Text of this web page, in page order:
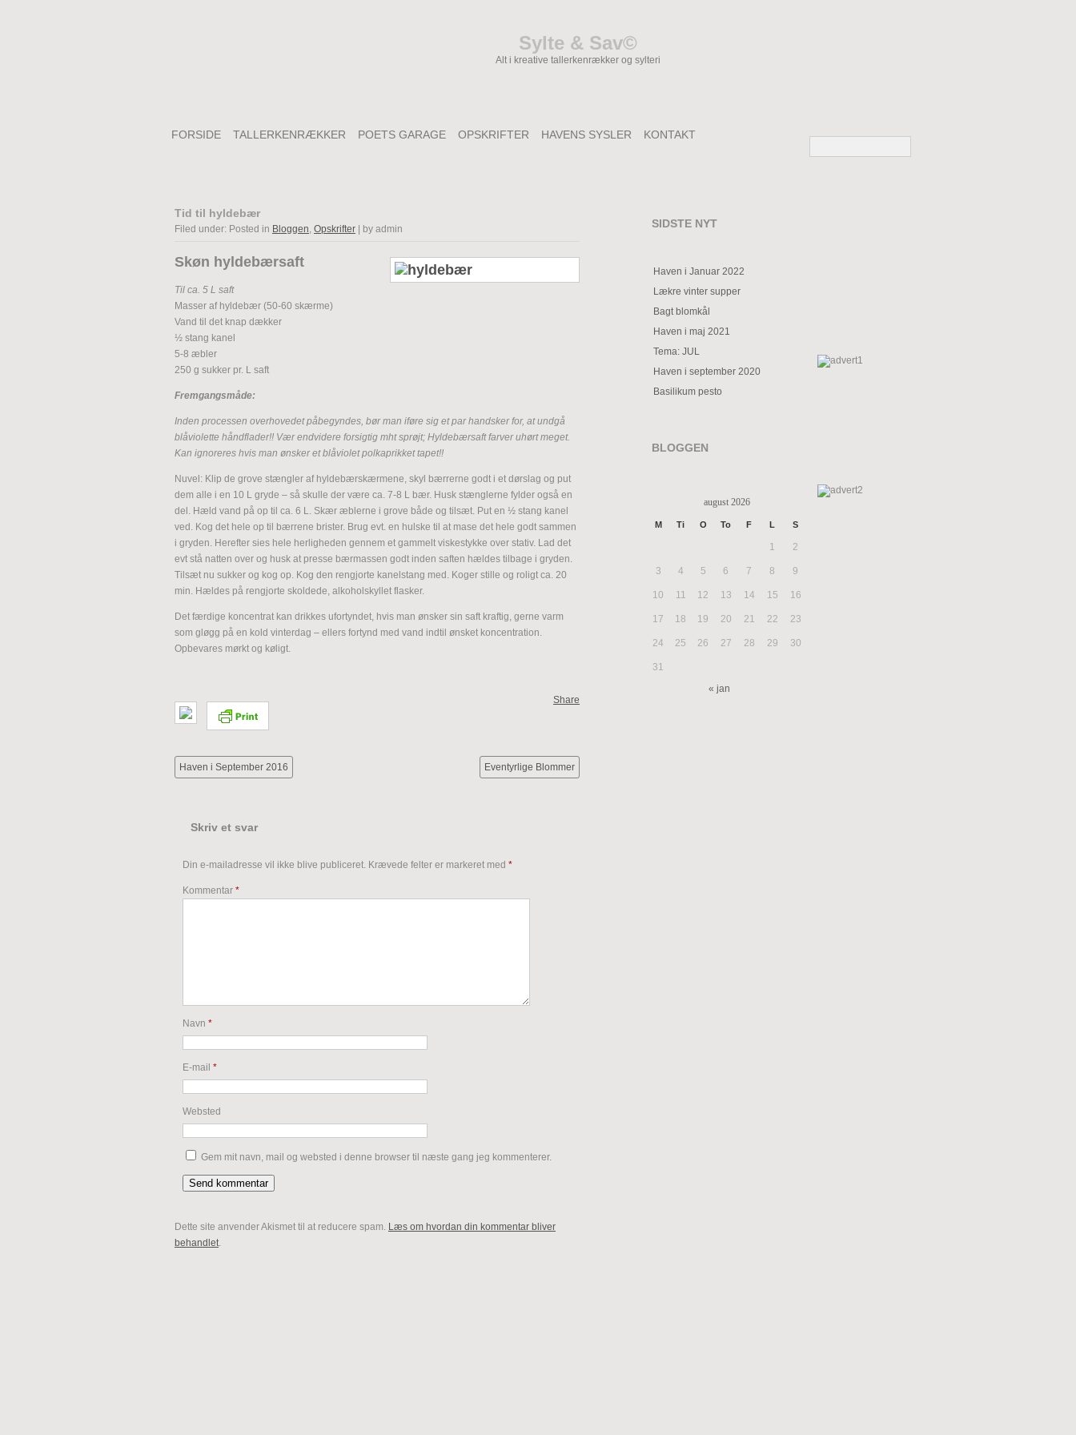
Sylte & Sav©
Alt i kreative tallerkenrækker og sylteri
FORSIDE TALLERKENRÆKKER POETS GARAGE OPSKRIFTER HAVENS SYSLER KONTAKT
Tid til hyldebær
Filed under: Posted in Bloggen, Opskrifter | by admin
Skøn hyldebærsaft
Til ca. 5 L saft
Masser af hyldebær (50-60 skærme)
Vand til det knap dækker
½ stang kanel
5-8 æbler
250 g sukker pr. L saft
Fremgangsmåde:
Inden processen overhovedet påbegyndes, bør man iføre sig et par handsker for, at undgå
blåviolette håndflader!! Vær endvidere forsigtig mht sprøjt; Hyldebærsaft farver uhørt meget.
Kan ignoreres hvis man ønsker et blåviolet polkaprikket tapet!!
Nuvel: Klip de grove stængler af hyldebærskærmene, skyl bærrerne godt i et dørslag og put
dem alle i en 10 L gryde – så skulle der være ca. 7-8 L bær. Husk stænglerne fylder også en
del. Hæld vand på op til ca. 6 L. Skær æblerne i grove både og tilsæt. Put en ½ stang kanel
ved. Kog det hele op til bærrene brister. Brug evt. en hulske til at mase det hele godt sammen
i gryden. Herefter sies hele herligheden gennem et gammelt viskestykke over stativ. Lad det
evt stå natten over og husk at presse bærmassen godt inden saften hældes tilbage i gryden.
Tilsæt nu sukker og kog op. Kog den rengjorte kanelstang med. Koger stille og roligt ca. 20
min. Hældes på rengjorte skoldede, alkoholskyllet flasker.
Det færdige koncentrat kan drikkes ufortyndet, hvis man ønsker sin saft kraftig, gerne varm
som gløgg på en kold vinterdag – ellers fortynd med vand indtil ønsket koncentration.
Opbevares mørkt og køligt.
Share
Eventyrlige Blommer
Haven i September 2016
Skriv et svar
Din e-mailadresse vil ikke blive publiceret. Krævede felter er markeret med *
Kommentar *
Navn *
E-mail *
Websted
Gem mit navn, mail og websted i denne browser til næste gang jeg kommenterer.
Dette site anvender Akismet til at reducere spam. Læs om hvordan din kommentar bliver
behandlet.
SIDSTE NYT
Haven i Januar 2022
Lækre vinter supper
Bagt blomkål
Haven i maj 2021
Tema: JUL
Haven i september 2020
Basilikum pesto
BLOGGEN
august 2026
M Ti O To F L S
1 2
3 4 5 6 7 8 9
10 11 12 13 14 15 16
17 18 19 20 21 22 23
24 25 26 27 28 29 30
31
« jan